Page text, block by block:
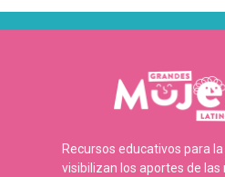
Recursos educativos para
visibilizan los aportes de